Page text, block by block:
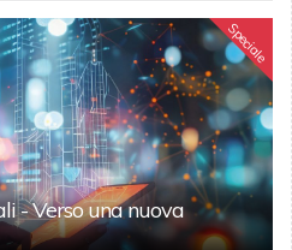
Speciale
- Verso una nuova